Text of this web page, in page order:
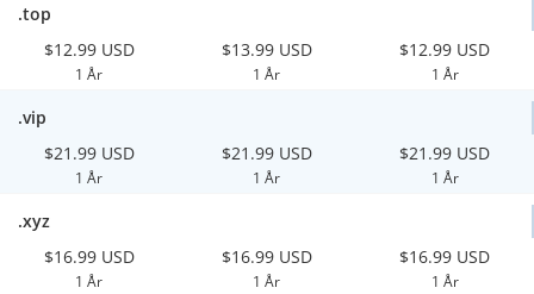
.top
$12.99 USD
1 År
$13.99 USD
1 År
$12.99 USD
1 År
.vip
$21.99 USD
1 År
$21.99 USD
1 År
$21.99 USD
1 År
.xyz
$16.99 USD
1 År
$16.99 USD
1 År
$16.99 USD
1 År